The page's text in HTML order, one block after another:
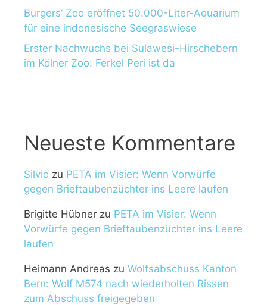
Burgers’ Zoo eröffnet 50.000-Liter-Aquarium
für eine indonesische Seegraswiese
Erster Nachwuchs bei Sulawesi-Hirschebern
im Kölner Zoo: Ferkel Peri ist da
Neueste Kommentare
Silvio zu PETA im Visier: Wenn Vorwürfe
gegen Brieftaubenzüchter ins Leere laufen
Brigitte Hübner zu PETA im Visier: Wenn
Vorwürfe gegen Brieftaubenzüchter ins Leere
laufen
Heimann Andreas zu Wolfsabschuss Kanton
Bern: Wolf M574 nach wiederholten Rissen
zum Abschuss freigegeben